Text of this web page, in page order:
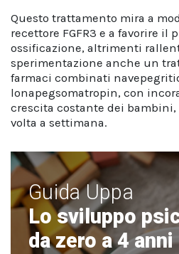
Questo trattamento mira a
recettore FGFR3 e a favorire il
ossificazione, altrimenti
sperimentazione anche un
farmaci combinati
lonapegsomatropin, con
crescita costante dei
volta a settimana.
Guida Uppa
Lo sviluppo
da zero a 4 anni